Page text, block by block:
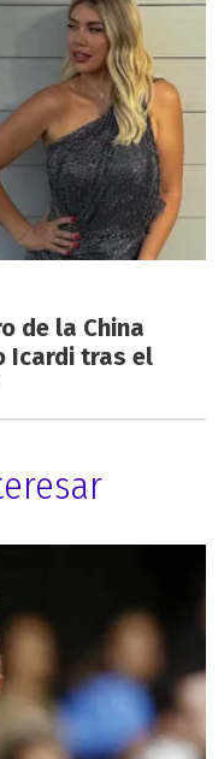
de la China
Icardi tras el